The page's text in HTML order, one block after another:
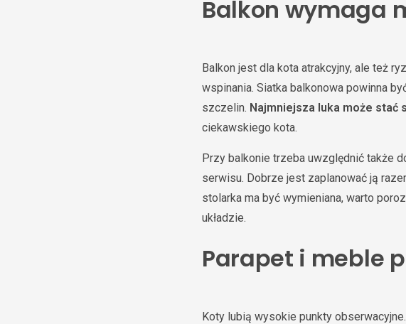
Balkon wymaga
Balkon jest dla kota atrakcyjny, ale też
wspinania. Siatka balkonowa powinna
szczelin. Najmniejsza luka może stać
ciekawskiego kota.
Przy balkonie trzeba uwzględnić także
serwisu. Dobrze jest zaplanować ją
stolarka ma być wymieniana, warto
układzie.
Parapet i meble
Koty lubią wysokie punkty